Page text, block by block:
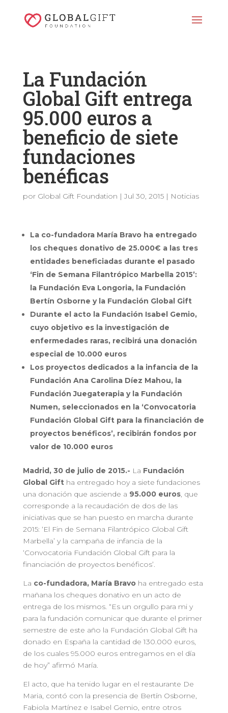
La Fundación
Global Gift entrega
95.000 euros a
beneficio de siete
fundaciones
benéficas
por Global Gift Foundation |Jul 30, 2015| Noticias
La co-fundadora María Bravo ha entregado
los cheques donativo de 25.000€ a las tres
entidades beneficiadas durante el pasado
‘Fin de Semana Filantrópico Marbella 2015’:
la Fundación Eva Longoria, la Fundación
Bertín Osborne y la Fundación Global Gift
Durante el acto la Fundación Isabel Gemio,
cuyo objetivo es la investigación de
enfermedades raras, recibirá una donación
especial de 10.000 euros
Los proyectos dedicados a la infancia de la
Fundación Ana Carolina Díez Mahou, la
Fundación Juegaterapia y la Fundación
Numen, seleccionados en la ‘Convocatoria
Fundación Global Gift para la financiación de
proyectos benéficos’, recibirán fondos por
valor de 10.000 euros
Madrid, 30de julio de 2015.- La Fundación
Global Giftha entregado hoy a siete fundaciones
una donación que asciende a 95.000 euros, que
corresponde a la recaudación de dos de las
iniciativas que se han puesto en marcha durante
2015: ‘El Fin de Semana Filantrópico Global Gift
Marbella’ y la campaña de infancia de la
‘Convocatoria Fundación Global Gift para la
financiación de proyectos benéficos’.
La co-fundadora, María Bravoha entregado esta
mañana los cheques donativo en un acto de
entrega de los mismos. “Es un orgullo para mi y
para la fundación comunicar que durante el primer
semestre de este año la Fundación Global Gift ha
donado en España la cantidad de 130.000 euros,
de los cuales 95.000 euros entregamos en el día
de hoy” afirmó María.
El acto, que ha tenido lugar en el restaurante De
Maria, contó con la presencia de Bertín Osborne,
Fabiola Martínez e Isabel Gemio, entre otros